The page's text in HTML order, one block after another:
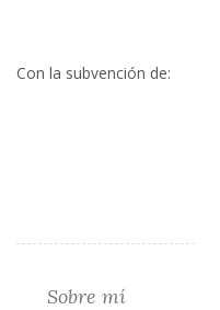
Con la subvención de:
Sobre mí